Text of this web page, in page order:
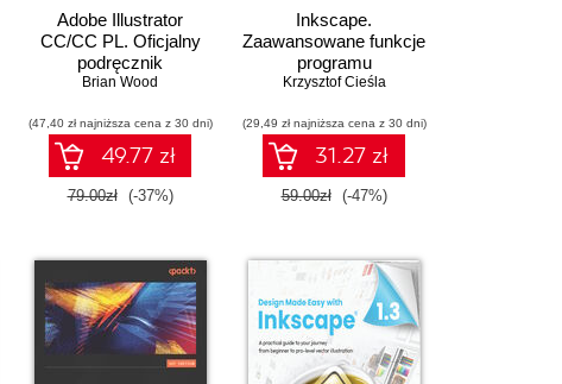
Adobe Illustrator
CC/CC PL. Oficjalny
podręcznik
Brian Wood
(47,40 zł najniższa cena z 30 dni)
49.77 zł
79.00zł (-37%)
Inkscape.
Zaawansowane funkcje
programu
Krzysztof Cieśla
(29,49 zł najniższa cena z 30 dni)
31.27 zł
59.00zł (-47%)